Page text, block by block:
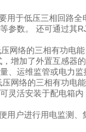
用于低压三相回路
参数。 还可通过其
网络的三相有功电
增加了外置互感器
、运维监管或电力监
网络的三相有功电
灵活安装于配电箱
用户进行用电监测